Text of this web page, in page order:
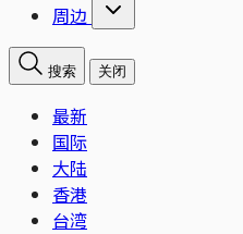
周边
搜索 关闭
最新
国际
大陆
香港
台湾